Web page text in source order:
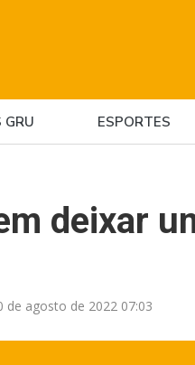
GRU ESPORTES
deixar
de agosto de 2022 07:03